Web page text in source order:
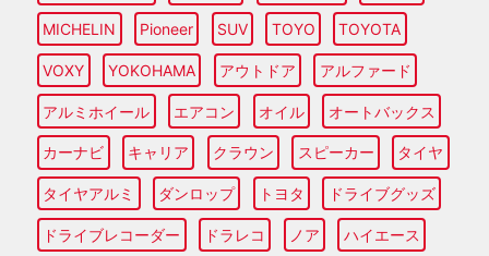
MICHELIN Pioneer SUV TOYO TOYOTA
VOXY YOKOHAMA アウトドア アルファード
アルミホイール エアコン オイル オートバックス
カーナビ キャリア クラウン スピーカー タイヤ
タイヤアルミ ダンロップ トヨタ ドライブグッズ
ドライブレコーダー ドラレコ ノア ハイエース